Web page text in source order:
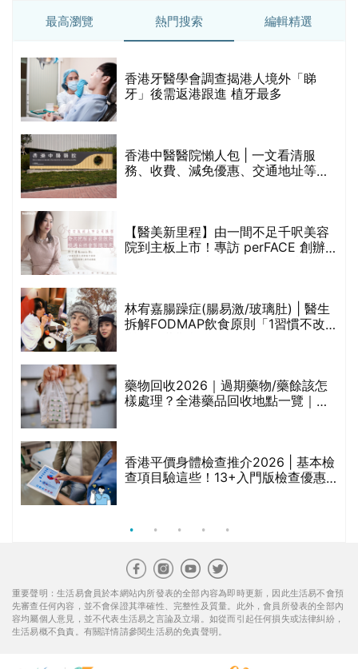
最高瀏覽 熱門搜索 編輯精選
香港牙醫學會調查揭港人境外「睇
牙」後需返港跟進 植牙最多
香港中醫醫院懶人包 | 一文看清服
務、收費、減免優惠、交通地址等
【醫美新里程】由一間不足千呎美容
院到主板上市！專訪 perFACE 創辦
林宥嘉腸躁症(腸易激/玻璃肚) | 醫生
拆解FODMAP飲食原則「1習慣不改
藥物回收2026｜過期藥物/藥餘該怎
樣處理？全港藥品回收地點一覽｜屈
香港平價身體檢查推介2026 | 基本檢
查項目驗這些！13+入門版檢查優惠
重要聲明：生活易會員於本網站內所發表的全部內容為即時更新，因此生活易不會預
先審查任何內容，並不會保證其準確性、完整性及質量。此外，會員所發表的全部內
容均屬個人意見，並不代表生活易之言論及立場。如從而引起任何損失或法律糾紛，
生活易概不負責。有關詳情請參閱生活易的免責聲明。